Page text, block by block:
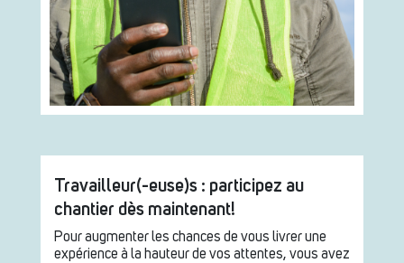
Travailleur(-euse)s : participez au
chantier dès maintenant!
Pour augmenter les chances de vous livrer une
expérience à la hauteur de vos attentes, vous avez